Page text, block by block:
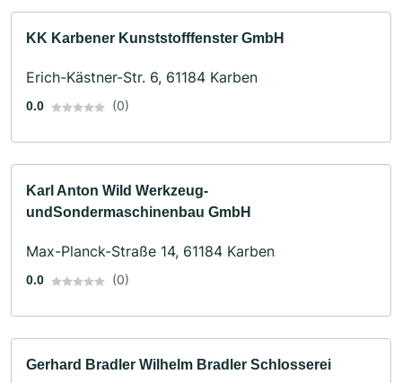
KK Karbener Kunststofffenster GmbH
Erich-Kästner-Str. 6, 61184 Karben
0.0 (0)
Karl Anton Wild Werkzeug-
undSondermaschinenbau GmbH
Max-Planck-Straße 14, 61184 Karben
0.0 (0)
Gerhard Bradler Wilhelm Bradler Schlosserei